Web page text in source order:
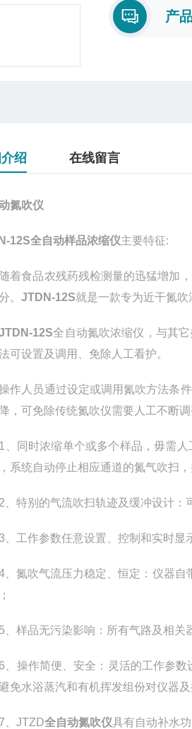
产
绍 在线留言
氮吹仪
12S全自动样品浓缩仪主要特征:
食品农残药残检测量的迅猛增加，
。 JTDN-12S就是一款专为近干氮吹
12S全自动氮吹浓缩仪，与其
可设置及调用、免除人工看护。
人员通过设定或调用氮吹方法条件
，可免除传统氮吹仪需要人工不断
时浓缩单个或多个样品，毋需人
系统自动停止相应通道的氮气吹扫
别的气流吹扫轨迹及缓冲设计：
作参数任意设置、控制和实时显示
吹气流压力稳定、恒定：仪器自
品无污染影响：所有气路及相关器
作简便、安全：灵活的工作参数
免水浴蒸汽和有机挥发组份对仪器及
JTZD全自动氮吹仪具有自动补水